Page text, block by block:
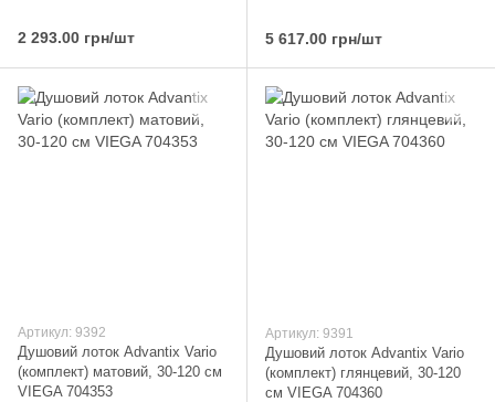
2 293.00 грн/шт 5 617.00 грн/шт
Артикул: 9392
Душовий лоток Advantix Vario
(комплект) матовий, 30-120 см
VIEGA 704353
Артикул: 9391
Душовий лоток Advantix Vario
(комплект) глянцевий, 30-120
см VIEGA 704360